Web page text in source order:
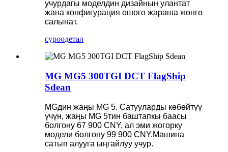
учурдагы моделдин дизайнын улантат
жана конфигурация ошого жараша жөнгө
салынат.
суроодетал
MG MG5 300TGI DCT FlagShip
Sdean
MGдин жаңы MG 5. Сатууларды көбөйтүү
үчүн, жаңы MG 5тин баштапкы баасы
болгону 67 900 CNY, ал эми жогорку
модели болгону 99 900 CNY.Машина
сатып алууга ыңгайлуу учур.